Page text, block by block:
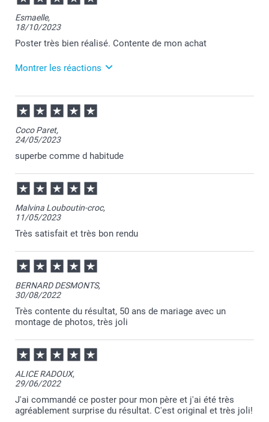
Esmaelle,
18/10/2023
Poster très bien réalisé. Contente de mon achat
Montrer les réactions
18/10/2023
13:04
Merci Esmaelle pour ce chouette commentaire!
Je suis ravie de savoir que tout soit conforme à vos
attentes :-)
Je vous souhaite une bonne journée.
Julie@Smartphoto
Coco Paret,
24/05/2023
superbe comme d habitude
Malvina Louboutin-croc,
11/05/2023
Très satisfait et très bon rendu
BERNARD DESMONTS,
30/08/2022
Très contente du résultat, 50 ans de mariage avec un
montage de photos, très joli
ALICE RADOUX,
29/06/2022
J'ai commandé ce poster pour mon père et j'ai été très
agréablement surprise du résultat. C'est original et très joli!